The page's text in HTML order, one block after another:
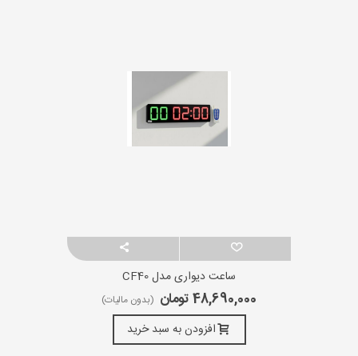
ساعت دیواری مدل CF40
48,690,000 تومان (بدون مالیات)
افزودن به سبد خرید